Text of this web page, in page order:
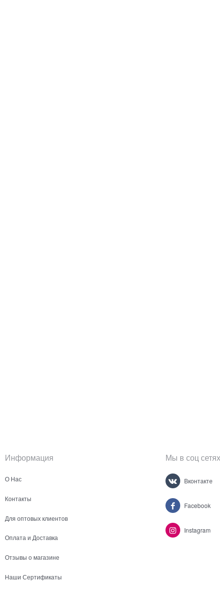
Информация
О Нас
Контакты
Для оптовых клиентов
Оплата и Доставка
Отзывы о магазине
Наши Сертификаты
Мы в соц сетях
Вконтакте
Facebook
Instagram